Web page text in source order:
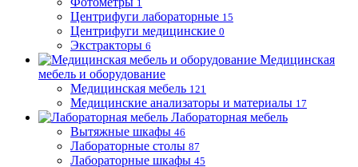
1
Центрифуги лабораторные 15
Центрифуги медицинские 0
Экстракторы 6
Медицинская
мебель и оборудование
Медицинская мебель 121
Медицинские анализаторы и материалы 17
Лабораторная мебель
Вытяжные шкафы 46
Лабораторные столы 87
Лабораторные шкафы 45